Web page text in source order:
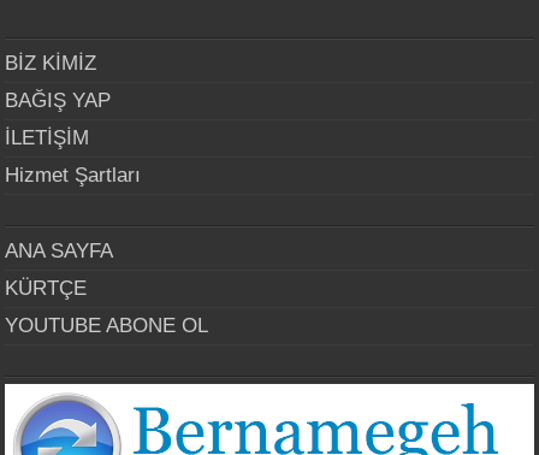
BİZ KİMİZ
BAĞIŞ YAP
İLETİŞİM
Hizmet Şartları
ANA SAYFA
KÜRTÇE
YOUTUBE ABONE OL